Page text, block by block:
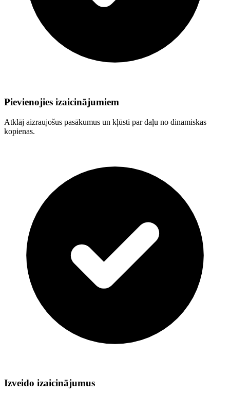
Pievienojies izaicinājumiem
Atklāj aizraujošus pasākumus un kļūsti par daļu no dinamiskas
kopienas.
Izveido izaicinājumus